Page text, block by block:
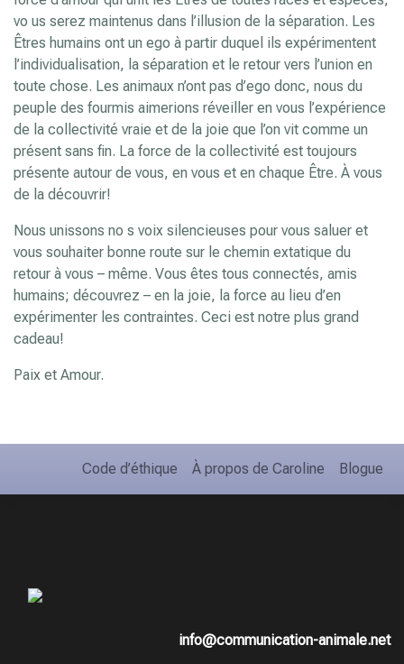
vo us serez maintenus dans l’illusion de la séparation. Les
Êtres humains ont un ego à partir duquel ils expérimentent
l’individualisation, la séparation et le retour vers l’union en
toute chose. Les animaux n’ont pas d’ego donc, nous du
peuple des fourmis aimerions réveiller en vous l’expérience
de la collectivité vraie et de la joie que l’on vit comme un
présent sans fin. La force de la collectivité est toujours
présente autour de vous, en vous et en chaque Être. À vous
de la découvrir!
Nous unissons no s voix silencieuses pour vous saluer et
vous souhaiter bonne route sur le chemin extatique du
retour à vous – même. Vous êtes tous connectés, amis
humains; découvrez – en la joie, la force au lieu d’en
expérimenter les contraintes. Ceci est notre plus grand
cadeau!
Paix et Amour.
Code d’éthique À propos de Caroline Blogue
info@communication-animale.net